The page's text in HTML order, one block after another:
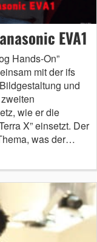
EVA1
Hands-On”
mit der ifs
und
wie er die
X” einsetzt. Der
was der…